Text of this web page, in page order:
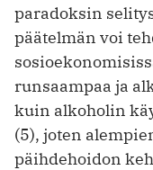
paradoksin
päätelmän voi
runsaampaa ja
kuin alkoholin
(5), joten
päihdehoidon